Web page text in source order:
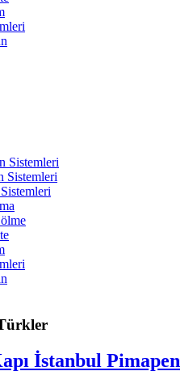
Sistemleri
Sistemleri
İstanbul Pimapen